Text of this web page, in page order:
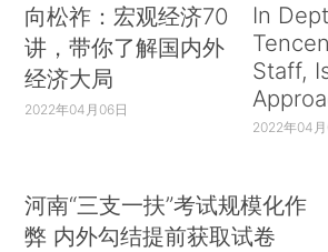
向松祚：宏观经济70
讲，带你了解国内外
经济大局
2022年04月06日
In
Staff,
2022年04月
河南“三支一扶”考试规模化作
弊 内外勾结提前获取试卷